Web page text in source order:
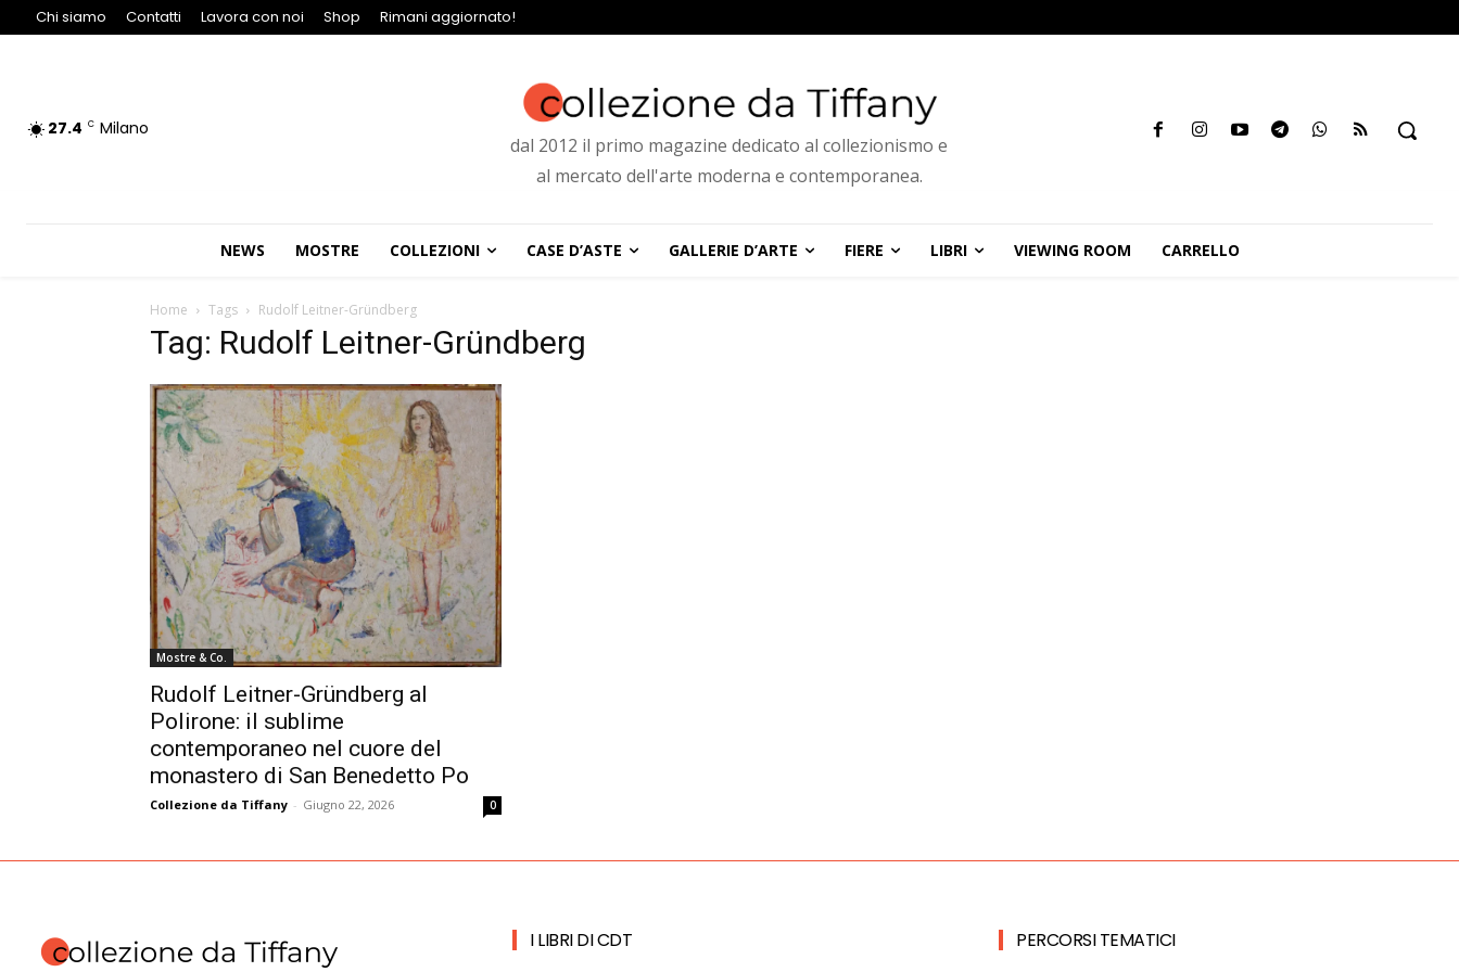
Chi siamo Contatti Lavora con noi Shop Rimani aggiornato!
27.4 C Milano
dal 2012 il primo magazine dedicato al collezionismo e
al mercato dell'arte moderna e contemporanea.
NEWS MOSTRE COLLEZIONI CASE D’ASTE GALLERIE D’ARTE FIERE LIBRI VIEWING ROOM CARRELLO
Home Tags Rudolf Leitner-Gründberg
Tag: Rudolf Leitner-Gründberg
Mostre & Co.
Rudolf Leitner-Gründberg al
Polirone: il sublime
contemporaneo nel cuore del
monastero di San Benedetto Po
Collezione da Tiffany - Giugno 22, 2026 0
I LIBRI DI CDT PERCORSI TEMATICI